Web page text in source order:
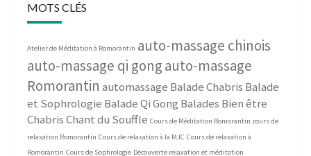
MOTS CLÉS
Atelier de Méditation à Romorantin auto-massage chinois
auto-massage qi gongauto-massage
Romorantin automassage Balade Chabris Balade
et Sophrologie Balade Qi Gong Balades Bien être
ChabrisChant du Souffle Cours de Méditation Romorantin cours de
relaxation Romorantin Cours de relaxation à la MJC Cours de relaxation à
Romorantin Cours de Sophrologie Découverte relaxation et méditation